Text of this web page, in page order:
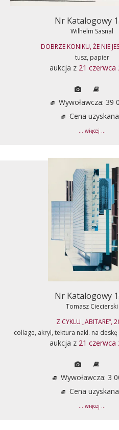
Nr Katalogowy
Wilhelm Sasnal
DOBRZE KONIKU, ŻE NIE
tusz, papier
aukcja z 21 czerwca
Wywoławcza: 39
Cena
... więcej ...
Nr Katalogowy
Tomasz Ciecierski
Z CYKLU „ABITARE“,
collage, akryl, tektura nakl. na
aukcja z 21 czerwca
Wywoławcza: 3
Cena
... więcej ...